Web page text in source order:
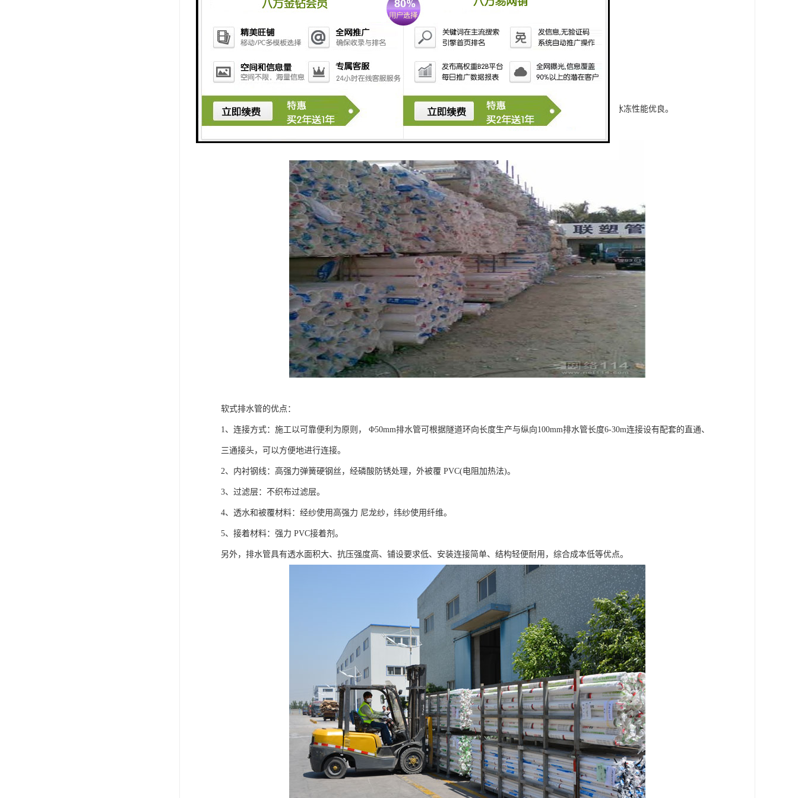
1、管材表面硬度和抗拉强度优，管道安全系数高。
2、 抗老化性好，正常使用寿命可达50年以上。
3、管道对无机酸、碱、盐类耐腐蚀性能优良，适用于工业污水排放及输送。
4、管道摩阻系数小，水流顺畅，不易堵塞，养护工作量少。
6、管道线膨胀系数小，为0.07mm/℃，受温度影响变形量小。导 热系数和弹性模量小，与铸铁排水管相比抗冰冻性能优良。
软式排水管的优点：
1、连接方式：施工以可靠便利为原则， Φ50mm排水管可根据隧道环向长度生产与纵向100mm排水管长度6-30m连接设有配套的直通、
三通接头，可以方便地进行连接。
2、内衬钢线：高强力弹簧硬钢丝，经磷酸防锈处理，外被覆 PVC(电阻加热法)。
3、过滤层：不织布过滤层。
4、透水和被覆材料：经纱使用高强力 尼龙纱，纬纱使用纤维。
5、接着材料：强力 PVC接着剂。
另外，排水管具有透水面积大、抗压强度高、铺设要求低、安装连接简单、结构轻便耐用，综合成本低等优点。